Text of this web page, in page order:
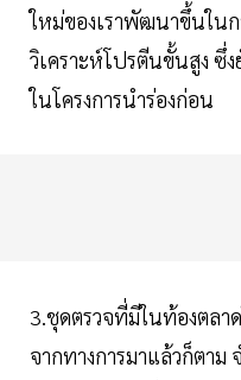
ใหม่ของเราพัฒนาขึ้นในก
วิเคราะห์โปรตีนขั้นสูง ซึ่
ในโครงการนำร่องก่อน
3.ชุดตรวจที่มีในท้องตล
จากทางการมาแล้วก็ตาม